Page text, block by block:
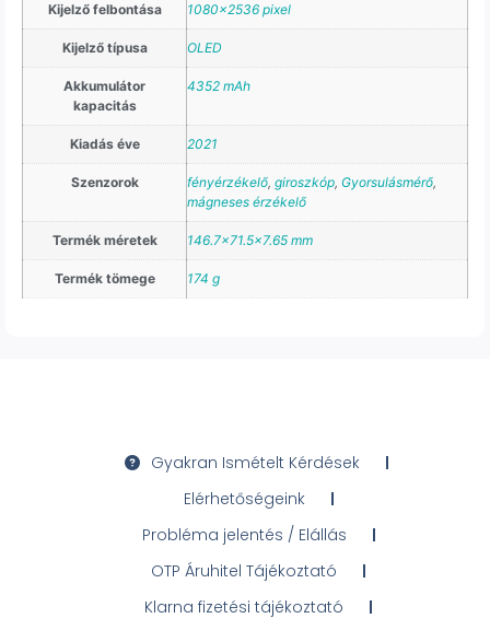
Kijelző felbontása 1080×2536 pixel
Kijelző típusa OLED
Akkumulátor
kapacitás
4352 mAh
Kiadás éve 2021
Szenzorok fényérzékelő, giroszkóp, Gyorsulásmérő,
mágneses érzékelő
Termék méretek 146.7×71.5×7.65 mm
Termék tömege 174 g
Gyakran Ismételt Kérdések
Elérhetőségeink
Probléma jelentés / Elállás
OTP Áruhitel Tájékoztató
Klarna fizetési tájékoztató